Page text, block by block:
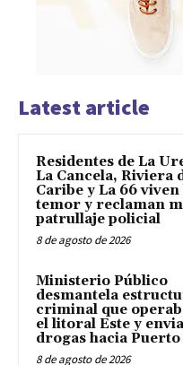
Latest article
Residentes de La
La Cancela, Riviera
Caribe y La 66 viven
temor y reclaman
patrullaje policial
8 de agosto de 2026
Ministerio Público
desmantela
criminal que
el litoral Este y
drogas hacia
8 de agosto de 2026